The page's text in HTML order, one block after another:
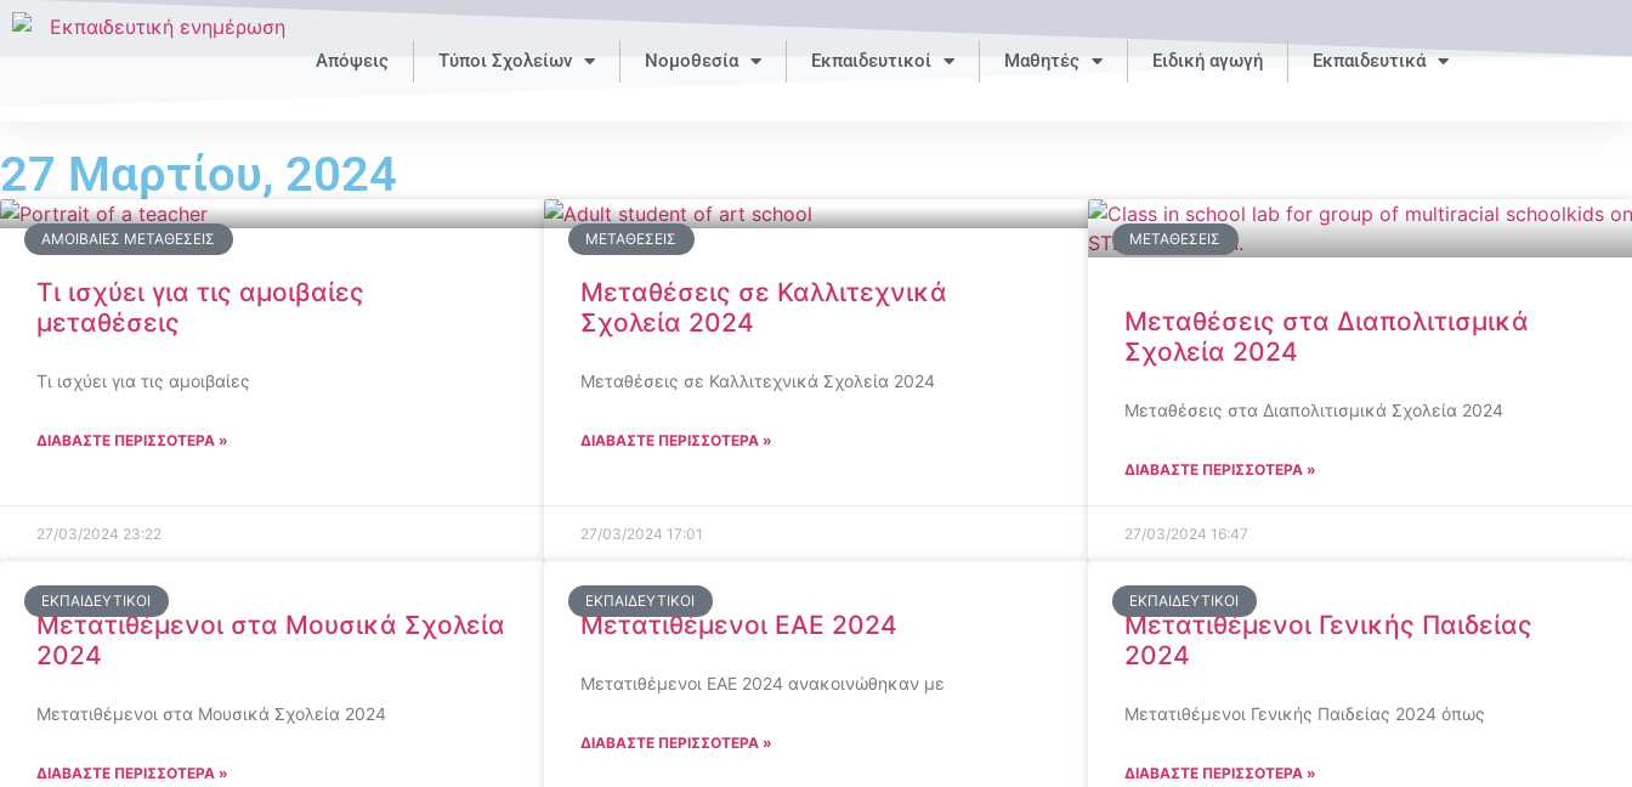
Απόψεις Τύποι Σχολείων Νομοθεσία Εκπαιδευτικοί Μαθητές Ειδική αγωγή Εκπαιδευτικά
27 Μαρτίου, 2024
ΑΜΟΙΒΑΊΕΣ ΜΕΤΑΘΈΣΕΙΣ
Τι ισχύει για τις αμοιβαίες
μεταθέσεις
Τι ισχύει για τις αμοιβαίες
ΔΙΑΒΑΣΤΕ ΠΕΡΙΣΣΟΤΕΡΑ »
27/03/2024 23:22
ΜΕΤΑΘΈΣΕΙΣ
Μεταθέσεις σε Καλλιτεχνικά
Σχολεία 2024
Μεταθέσεις σε Καλλιτεχνικά Σχολεία 2024
ΔΙΑΒΑΣΤΕ ΠΕΡΙΣΣΟΤΕΡΑ »
27/03/2024 17:01
ΜΕΤΑΘΈΣΕΙΣ
Μεταθέσεις στα Διαπολιτισμικά
Σχολεία 2024
Μεταθέσεις στα Διαπολιτισμικά Σχολεία 2024
ΔΙΑΒΑΣΤΕ ΠΕΡΙΣΣΟΤΕΡΑ »
27/03/2024 16:47
ΕΚΠΑΙΔΕΥΤΙΚΟΊ
Μετατιθέμενοι στα Μουσικά Σχολεία
2024
Μετατιθέμενοι στα Μουσικά Σχολεία 2024
ΔΙΑΒΑΣΤΕ ΠΕΡΙΣΣΟΤΕΡΑ »
ΕΚΠΑΙΔΕΥΤΙΚΟΊ
Μετατιθέμενοι ΕΑΕ 2024
Μετατιθέμενοι ΕΑΕ 2024 ανακοινώθηκαν με
ΔΙΑΒΑΣΤΕ ΠΕΡΙΣΣΟΤΕΡΑ »
ΕΚΠΑΙΔΕΥΤΙΚΟΊ
Μετατιθέμενοι Γενικής Παιδείας
2024
Μετατιθέμενοι Γενικής Παιδείας 2024 όπως
ΔΙΑΒΑΣΤΕ ΠΕΡΙΣΣΟΤΕΡΑ »